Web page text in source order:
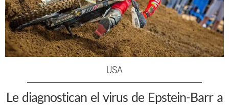
USA
Le diagnostican el virus de Epstein-Barr a